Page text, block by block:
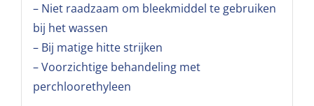
– Niet raadzaam om bleekmiddel te gebruiken
bij het wassen
– Bij matige hitte strijken
– Voorzichtige behandeling met
perchloorethyleen